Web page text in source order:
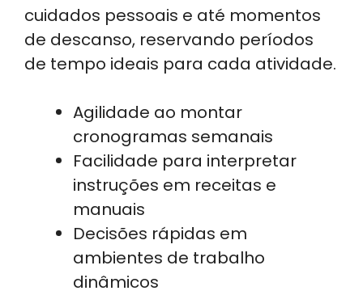
cuidados pessoais e até momentos
de descanso, reservando períodos
de tempo ideais para cada atividade.
Agilidade ao montar
cronogramas semanais
Facilidade para interpretar
instruções em receitas e
manuais
Decisões rápidas em
ambientes de trabalho
dinâmicos